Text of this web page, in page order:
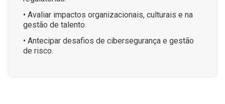
• Avaliar impactos organizacionais, culturais e na
gestão de talento.
• Antecipar desafios de cibersegurança e gestão
de risco.